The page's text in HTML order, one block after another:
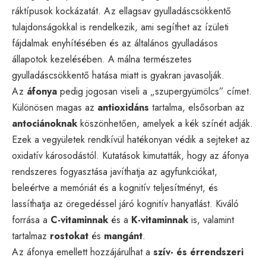
ráktípusok kockázatát. Az ellagsav gyulladáscsökkentő
tulajdonságokkal is rendelkezik, ami segíthet az ízületi
fájdalmak enyhítésében és az általános gyulladásos
állapotok kezelésében. A málna természetes
gyulladáscsökkentő hatása miatt is gyakran javasolják.
Az áfonya pedig jogosan viseli a „szupergyümölcs” címet.
Különösen magas az antioxidáns tartalma, elsősorban az
antociánoknak köszönhetően, amelyek a kék színét adják.
Ezek a vegyületek rendkívül hatékonyan védik a sejteket az
oxidatív károsodástól. Kutatások kimutatták, hogy az áfonya
rendszeres fogyasztása javíthatja az agyfunkciókat,
beleértve a memóriát és a kognitív teljesítményt, és
lassíthatja az öregedéssel járó kognitív hanyatlást. Kiváló
forrása a C-vitaminnak és a K-vitaminnak is, valamint
tartalmaz rostokat és mangánt.
Az áfonya emellett hozzájárulhat a szív- és érrendszeri